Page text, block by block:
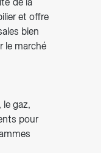
et offre
bien
le marché
le gaz,
pour